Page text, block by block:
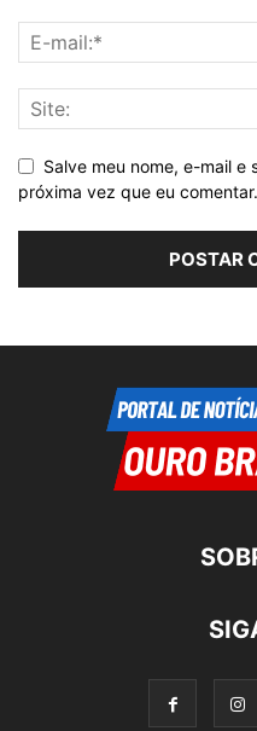
Salve meu nome, e-mail e
próxima vez que eu comentar.